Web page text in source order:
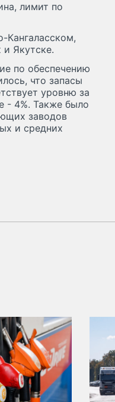
лимит по
Кангаласском,
Якутске.
по обеспечению
что запасы
уровню за
- 4%. Также было
заводов
и средних